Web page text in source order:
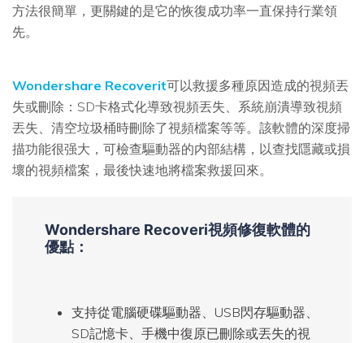
方法很簡單，更關鍵的是它的恢復成功率一直保持行業領
先。
Wondershare Recoverit可以救援多種原因造成的視頻丟
失或刪除：SD卡格式化導致視頻丟失、系統崩潰導致視頻
丟失、清空垃圾桶時刪除了視頻檔案等等。該軟體的深度掃
描功能很强大，可檢查驅動器的内部結構，以查找隱藏或損
壞的視頻檔案，最後快速地將檔案救援回來。
Wondershare Recoveri視頻修復軟體的
優點：
支持從電腦硬碟驅動器、USB閃存驅動器、
SD記憶卡、手機中復原已刪除或丟失的視